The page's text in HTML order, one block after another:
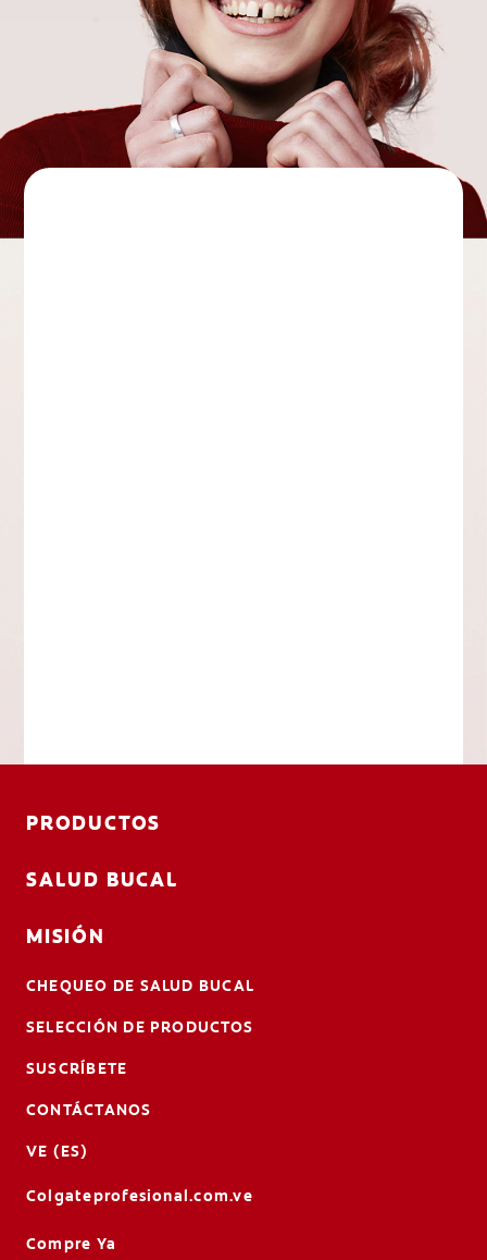
PRODUCTOS
SALUD BUCAL
MISIÓN
CHEQUEO DE SALUD BUCAL
SELECCIÓN DE PRODUCTOS
SUSCRÍBETE
CONTÁCTANOS
VE (ES)
Colgateprofesional.com.ve
Compre Ya